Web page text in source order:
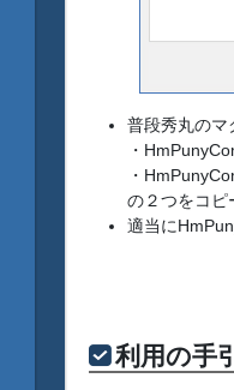
普段秀丸のマ
・
・
の２つをコピ
適当に
利用の手